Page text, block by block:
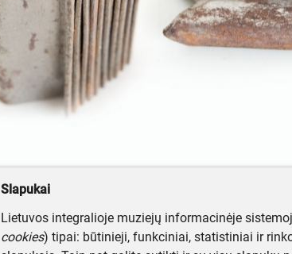
Slapukai
Lietuvos integralioje muziejų informacinėje
cookies) tipai: būtinieji, funkciniai, statistiniai ir